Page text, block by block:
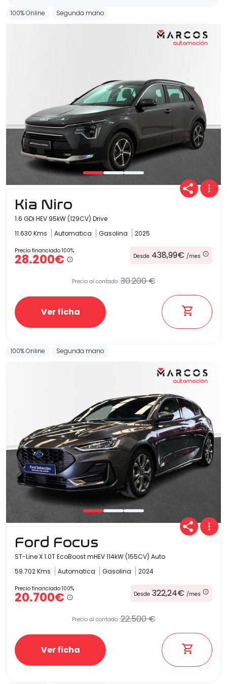
100% Online Segunda mano
Kia Niro
1.6 GDi HEV 95kW (129CV) Drive
11.630 Kms
Automatica Gasolina 2025
Precio financiado 100%
28.200€ Desde 438,99€ /mes
Precio al contado: 30.200 €
Ver ficha
100% Online Segunda mano
Ford Focus
ST-Line X 1.0T EcoBoost mHEV 114kW (155CV) Auto
59.702 Kms
Automatica Gasolina 2024
Precio financiado 100%
20.700€ Desde 322,24€ /mes
Precio al contado: 22.500 €
Ver ficha